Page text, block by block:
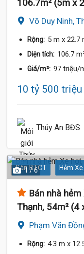
106.7m² (5m x
Võ Duy Ninh,
Rộng: 5 m x 22.7
Diện tích: 106.7
Giá/m²: 97 triệu/
10 tỷ 500 triệu
Thúy An BĐS
Sàn BTCT Hẻm
1 / 6
Bán nhà
Thạnh, 54m² (4
Phạm Văn
Rộng: 4.3 m x